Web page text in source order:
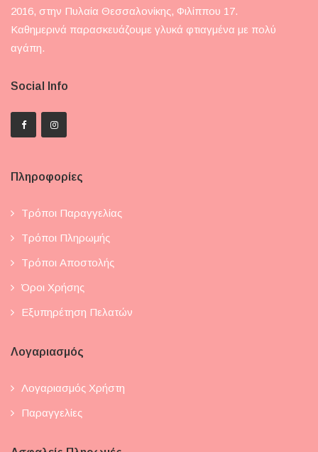
2016, στην Πυλαία Θεσσαλονίκης, Φιλίππου 17.
Καθημερινά παρασκευάζουμε γλυκά φτιαγμένα με πολύ
αγάπη.
Social Info
Πληροφορίες
Τρόποι Παραγγελίας
Τρόποι Πληρωμής
Τρόποι Αποστολής
Όροι Χρήσης
Εξυπηρέτηση Πελατών
Λογαριασμός
Λογαριασμός Χρήστη
Παραγγελίες